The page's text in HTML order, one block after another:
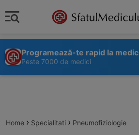
Programează-te rapid la medic
Peste 7000 de medici
Home › Specialitati › Pneumofiziologie